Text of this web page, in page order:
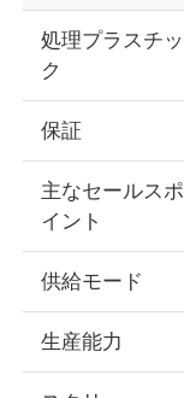
家へ
製品
処理プラスチッ
ク
保証
主なセールスポ
イント
供給モード
生産能力